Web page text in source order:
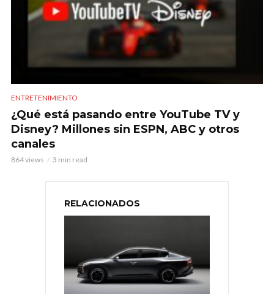
ENTRETENIMIENTO
¿Qué está pasando entre YouTube TV y
Disney? Millones sin ESPN, ABC y otros
canales
864 views 3 min read
RELACIONADOS